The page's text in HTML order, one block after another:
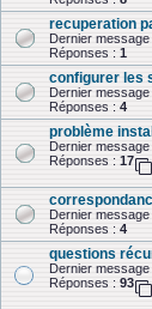
recuperation
Dernier
Réponses : 1
configurer les
Dernier
Réponses : 4
problème
Dernier
Réponses : 17
Dernier
Réponses : 4
questions
Dernier
Réponses : 93